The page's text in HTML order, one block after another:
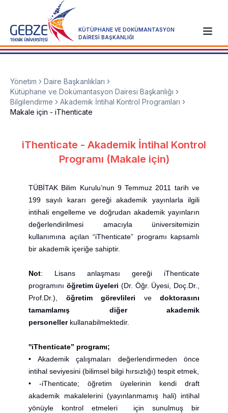
KÜTÜPHANE VE DOKÜMANTASYON
DAİRESİ BAŞKANLIĞI
Yönetim
Daire Başkanlıkları
Kütüphane ve Dokümantasyon Dairesi Başkanlığı
Bilgilendirme
Akademik İntihal Kontrol Programları
Makale için - iThenticate
iThenticate - Akademik İntihal Kontrol
Programı (Makale için)
TÜBİTAK Bilim Kurulu’nun 9 Temmuz 2011 tarih ve
199 sayılı kararı gereği akademik yayınlarla ilgili
intihali engelleme ve doğrudan akademik yayınların
değerlendirilmesi amacıyla üniversitemizin
kullanımına açılan “iThenticate” programı kapsamlı
bir akademik içeriğe sahiptir.
Not: Lisans anlaşması gereği iThenticate
programını öğretim üyeleri(Dr. Öğr. Üyesi, Doç.Dr.,
Prof.Dr.), öğretim görevlileri ve doktorasını
tamamlamış diğer akademik
personellerkullanabilmektedir.
''iThenticate” programı;
• Akademik çalışmaları değerlendirmeden önce
intihal seviyesini (bilimsel bilgi hırsızlığı) tespit etmek,
• -iThenticate;
öğretim üyelerinin kendi draft
akademik makalelerini (yayınlanmamış hali) intihal
yönüyle kontrol etmeleri için sunulmuş bir